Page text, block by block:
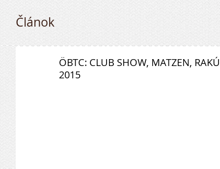
Článok
ÖBTC: CLUB SHOW, MATZEN,
2015